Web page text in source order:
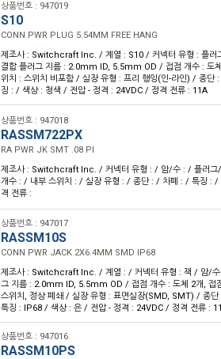
상품번호 : 947019
S10
CONN PWR PLUG 5.54MM FREE HANG
제조사 : Switchcraft Inc. / 계열 : S10 / 커넥터 유형 : 플
결합 플러그 지름 : 2.0mm ID, 5.5mm OD / 접점 개수 : 도
위치 : 스위치 비포함 / 실장 유형 : 프리 행잉(인-라인) / 종단
징 : / 색상 : 청색 / 전압 - 정격 : 24VDC / 정격 전류 : 11A
상품번호 : 947018
RASSM722PX
RA PWR JK SMT .08 PI
제조사 : Switchcraft Inc. / 커넥터 유형 : / 암/수 : / 플러그/
개수 : / 내부 스위치 : / 실장 유형 : / 종단 : / 차폐 : / 특징 :
격 전류 :
상품번호 : 947017
RASSM10S
CONN PWR JACK 2X6.4MM SMD IP68
제조사 : Switchcraft Inc. / 계열 : / 커넥터 유형 : 잭 / 암/수
그 지름 : 2.0mm ID, 5.5mm OD / 접점 개수 : 도체 2개, 접
스위치, 정상 폐쇄 / 실장 유형 : 표면실장(SMD, SMT) / 종
특징 : IP68 / 색상 : 은 / 전압 - 정격 : 24VDC / 정격 전류 :
상품번호 : 947016
RASSM10PS